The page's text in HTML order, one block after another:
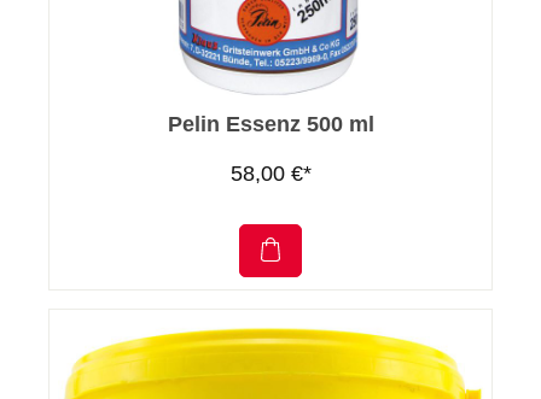
Pelin Essenz 500 ml
58,00 €*